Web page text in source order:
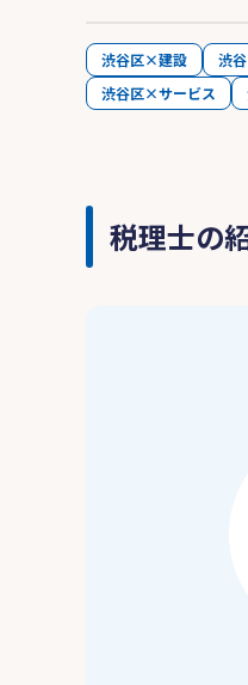
渋谷区×建設 渋
渋谷区×サービス
税理士の